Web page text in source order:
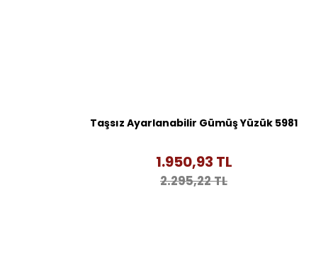
Taşsız Ayarlanabilir Gümüş Yüzük 5981
1.950,93 TL
2.295,22 TL